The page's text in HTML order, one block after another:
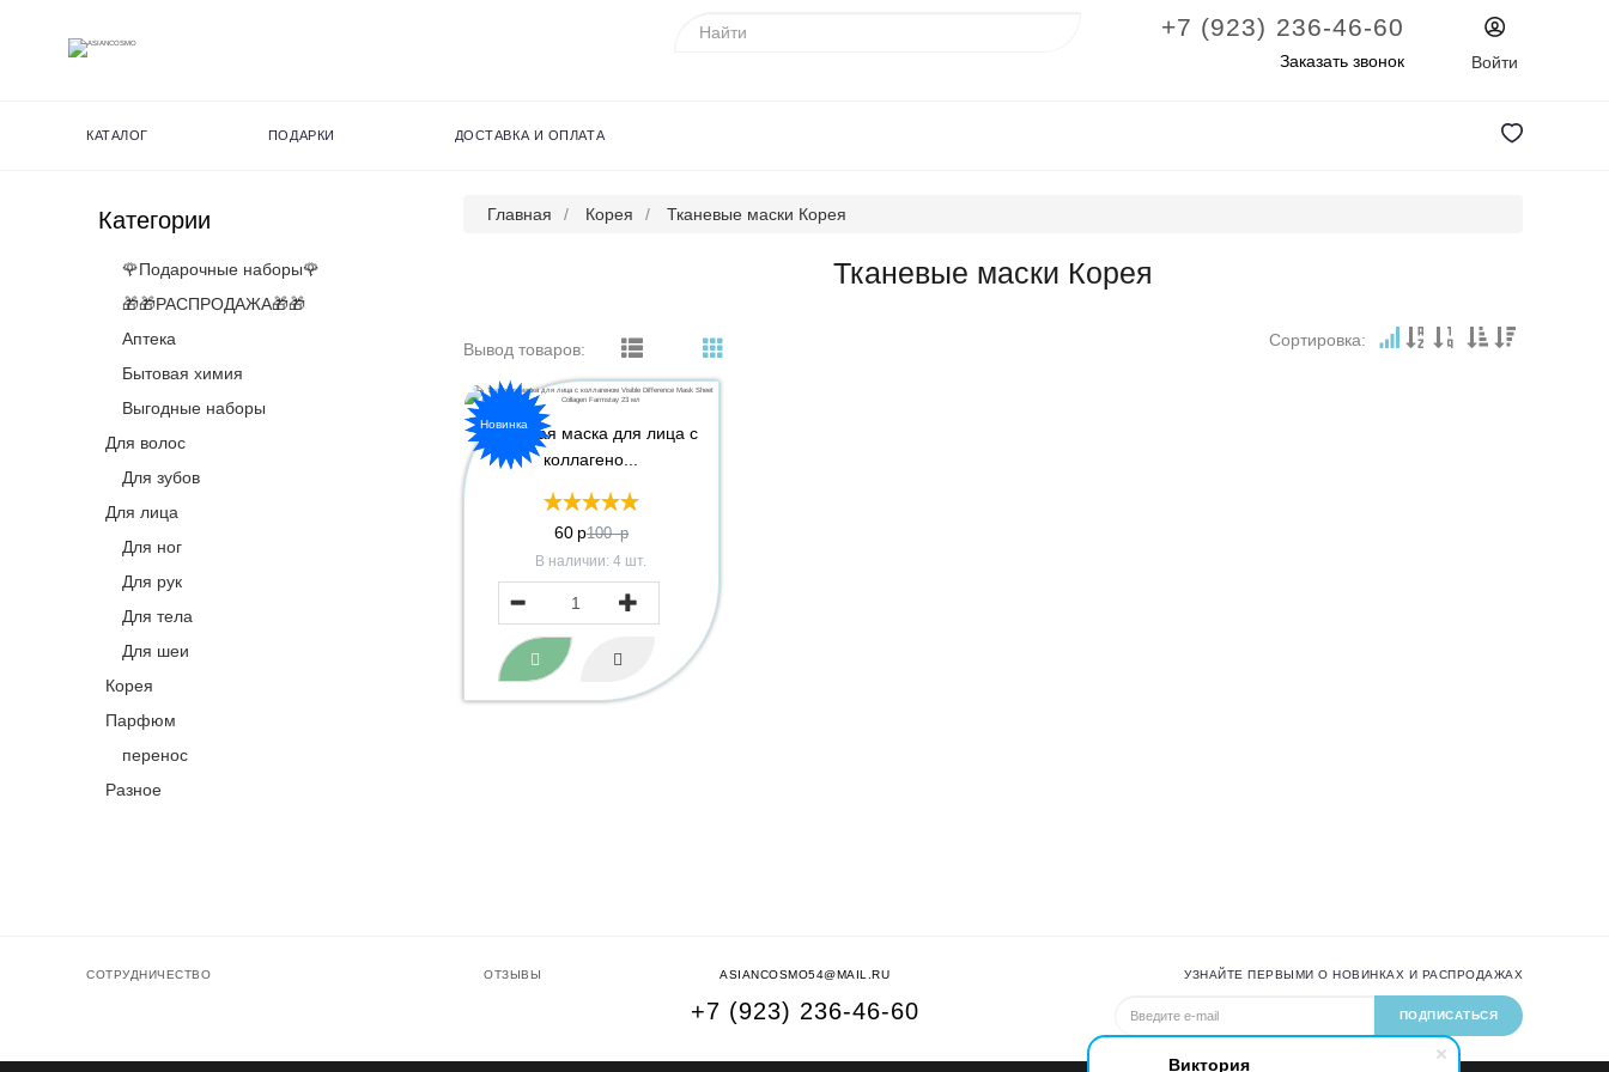
Виктория
+7 (923) 236-46-60
Заказать звонок Войти
КАТАЛОГ ПОДАРКИ ДОСТАВКА И ОПЛАТА
Категории
🌹Подарочные наборы🌹
🎁🎁РАСПРОДАЖА🎁🎁
Аптека
Бытовая химия
Выгодные наборы
Для волос
Для зубов
Для лица
Для ног
Для рук
Для тела
Для шеи
Корея
Парфюм
перенос
Разное
Главная Корея Тканевые маски Корея
Тканевые маски Корея
Вывод товаров: Сортировка:
Новинка
Тканевая маска для лица с
коллагено...
60 p100 p
В наличии: 4 шт.
СОТРУДНИЧЕСТВО ОТЗЫВЫ ASIANCOSMO54@MAIL.RU
+7 (923) 236-46-60
УЗНАЙТЕ ПЕРВЫМИ О НОВИНКАХ И РАСПРОДАЖАХ
ПОДПИСАТЬСЯ